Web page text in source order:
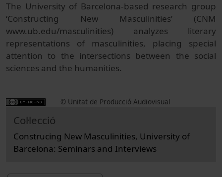
The University of Barcelona-based research group
‘Constructing New Masculinities’ (CNM
www.ub.edu/masculinities) analyzes literary
representations of masculinities, placing special
attention to the intersections between the social
sciences and the humanities.
© Unitat de Producció Audiovisual
Col·lecció
Construcing New Masculinities, University of
Barcelona: Seminars and Interviews